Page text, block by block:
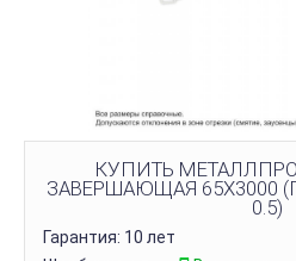
КУПИТЬ
ЗАВЕРШАЮЩАЯ 65Х3000
0.5)
Гарантия: 10 лет